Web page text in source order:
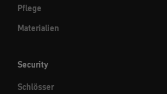
Pflege
Materialien
Security
Schlösser